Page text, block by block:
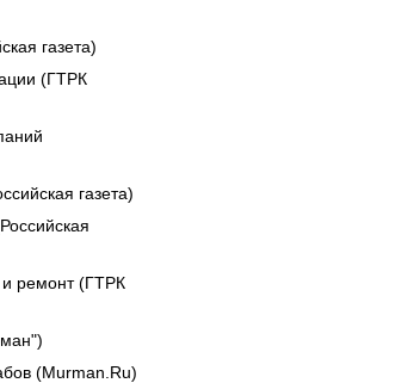
газета)
(ГТРК
газета)
ремонт (ГТРК
(Murman.Ru)